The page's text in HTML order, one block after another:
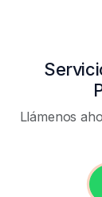
Llámenos